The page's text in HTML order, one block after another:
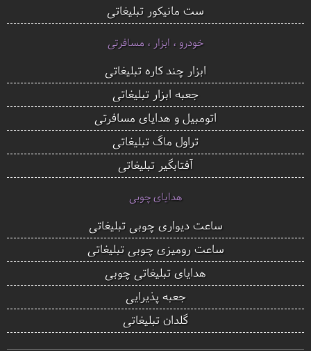
ست مانیکور تبلیغاتی
خودرو ، ابزار ، مسافرتی
ابزار چند کاره تبلیغاتی
جعبه ابزار تبلیغاتی
اتومبیل و هدایای مسافرتی
تراول ماگ تبلیغاتی
آفتابگیر تبلیغاتی
هدایای چوبی
ساعت دیواری چوبی تبلیغاتی
ساعت رومیزی چوبی تبلیغاتی
هدایای تبلیغاتی چوبی
جعبه پذیرایی
گلدان تبلیغاتی